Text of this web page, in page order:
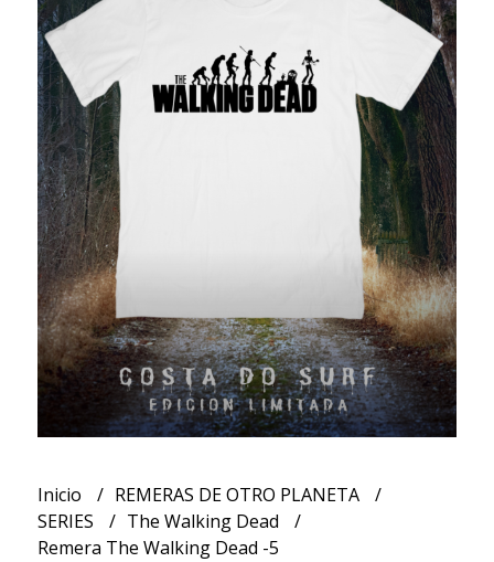
Inicio
REMERAS DE OTRO PLANETA
SERIES
The Walking Dead
Remera The Walking Dead -5